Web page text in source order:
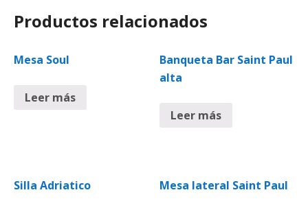
Productos relacionados
Mesa Soul
Leer más
Banqueta Bar Saint Paul
alta
Leer más
Silla Adriatico Mesa lateral Saint Paul